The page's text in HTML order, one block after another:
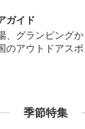
ガイド
、グランピング
のアウトドアス
季節特集